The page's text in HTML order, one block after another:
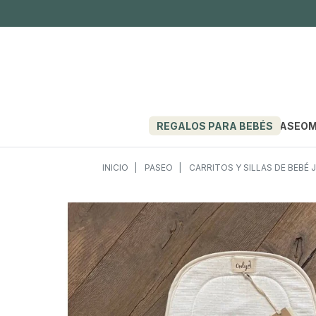
REGALOS PARA BEBÉS PASEO
INICIO PASEO CARRITOS Y SILLAS DE BEBÉ